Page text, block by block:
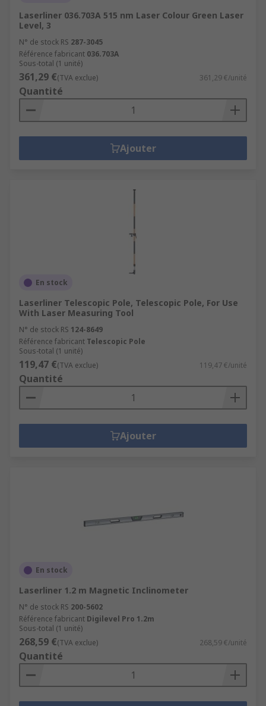
Laserliner 036.703A 515 nm Laser Colour Green Laser
Level, 3
N° de stock RS 287-3045
Référence fabricant 036.703A
Sous-total (1 unité)
361,29 €(TVA exclue) 361,29 €/unité
Quantité
Ajouter
En stock
Laserliner Telescopic Pole, Telescopic Pole, For Use
With Laser Measuring Tool
N° de stock RS 124-8649
Référence fabricant Telescopic Pole
Sous-total (1 unité)
119,47 €(TVA exclue) 119,47 €/unité
Quantité
Ajouter
En stock
Laserliner 1.2 m Magnetic Inclinometer
N° de stock RS 200-5602
Référence fabricant Digilevel Pro 1.2m
Sous-total (1 unité)
268,59 €(TVA exclue) 268,59 €/unité
Quantité